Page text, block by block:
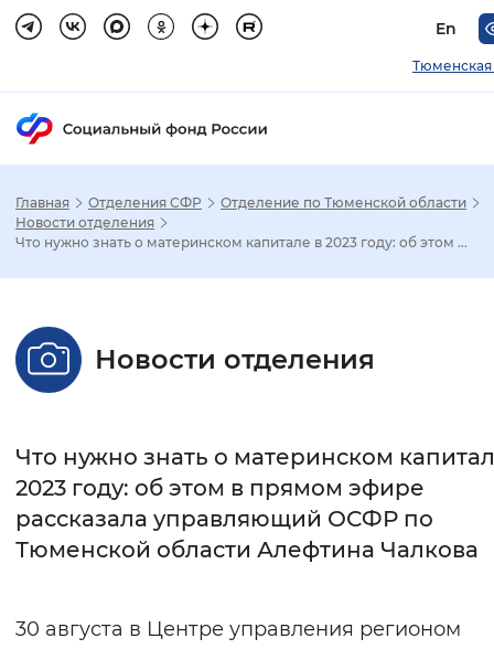
En
Тюменская
Настройка режима отображения
Стандартный Увеличенный
Без засечек С засечками
Интервал между буквами
Цвет сайта
Главная Отделения СФР
Отделение по Тюменской области
Новости отделения
Что нужно знать о материнском капитале в 2023 году: об этом ...
Новости отделения
Что нужно знать о материнском
2023 году: об этом в прямом эфире
рассказала управляющий ОСФР по
Тюменской области Алефтина Чалкова
30 августа в Центре управления регионом